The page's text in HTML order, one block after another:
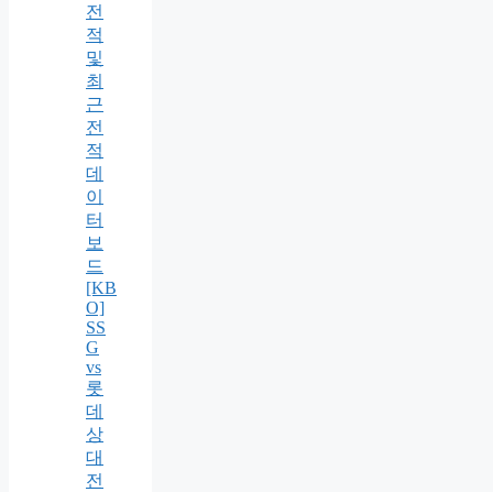
전
적
및
최
근
전
적
데
이
터
보
드
[KB
O]
SS
G
vs
롯
데
상
대
전